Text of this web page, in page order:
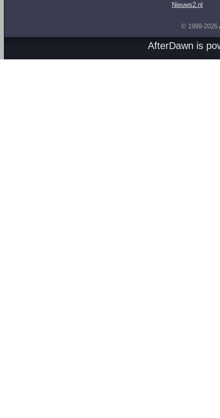
Nieuws2.nl
© 1999-2026
AfterDawn is